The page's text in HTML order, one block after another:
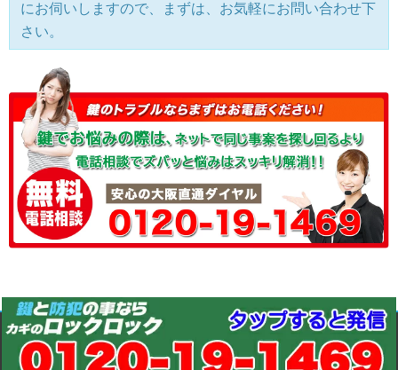
にお伺いしますので、まずは、お気軽にお問い合わせ下
さい。